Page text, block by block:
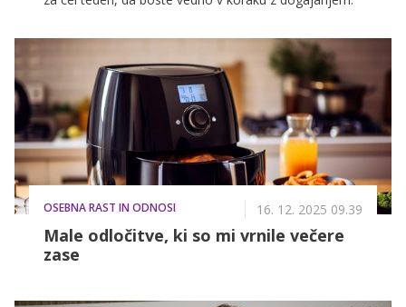
OSEBNA RAST IN ODNOSI 16. 12. 2025 09.39
Male odločitve, ki so mi vrnile večere
zase